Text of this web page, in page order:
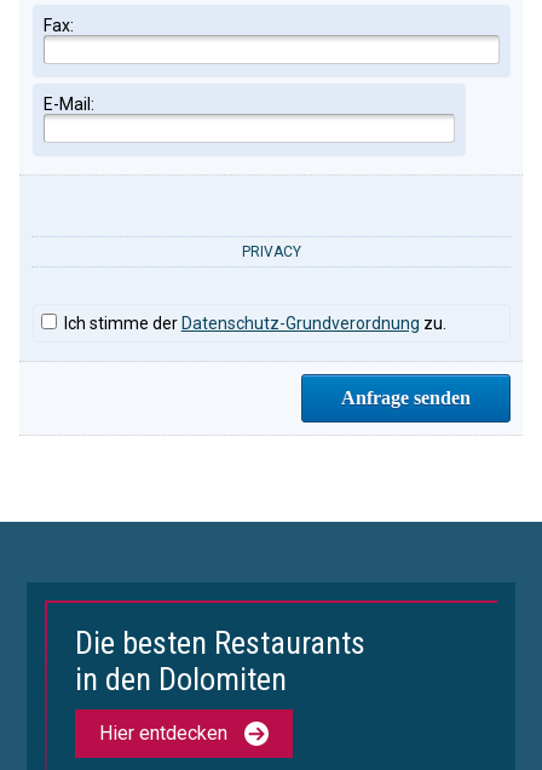
Fax:
E-Mail:
PRIVACY
Ich stimme der Datenschutz-Grundverordnung zu.
Die besten Restaurants
in den Dolomiten
Hier entdecken